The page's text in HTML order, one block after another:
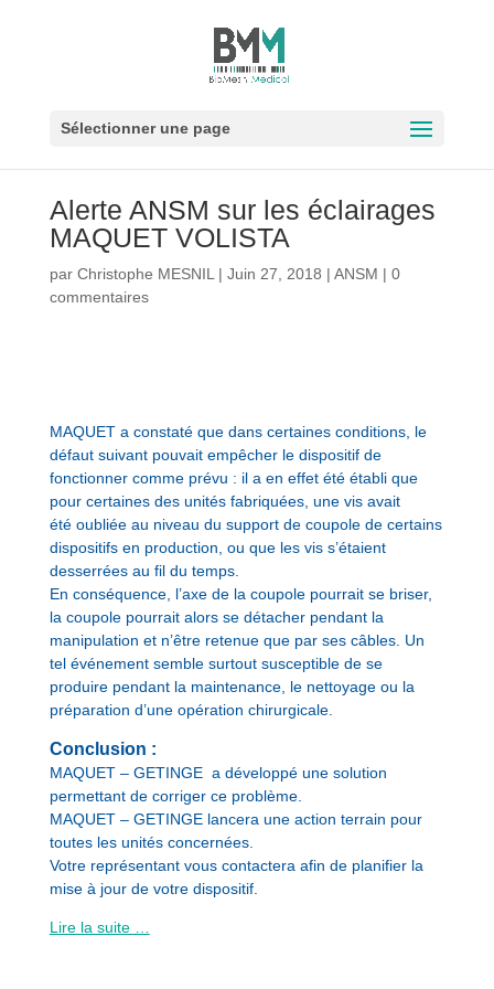
Sélectionner une page
Alerte ANSM sur les éclairages
MAQUET VOLISTA
par Christophe MESNIL | Juin 27, 2018 | ANSM | 0
commentaires
MAQUET a constaté que dans certaines conditions, le
défaut suivant pouvait empêcher le dispositif de
fonctionner comme prévu : il a en effet été établi que
pour certaines des unités fabriquées, une vis avait
été oubliée au niveau du support de coupole de certains
dispositifs en production, ou que les vis s’étaient
desserrées au fil du temps.
En conséquence, l’axe de la coupole pourrait se briser,
la coupole pourrait alors se détacher pendant la
manipulation et n’être retenue que par ses câbles. Un
tel événement semble surtout susceptible de se
produire pendant la maintenance, le nettoyage ou la
préparation d’une opération chirurgicale.
Conclusion :
MAQUET – GETINGE a développé une solution
permettant de corriger ce problème.
MAQUET – GETINGE lancera une action terrain pour
toutes les unités concernées.
Votre représentant vous contactera afin de planifier la
mise à jour de votre dispositif.
Lire la suite …